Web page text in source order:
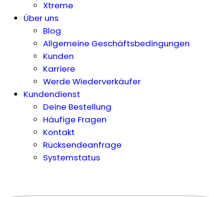
Xtreme
Über uns
Blog
Allgemeine Geschäftsbedingungen
Kunden
Karriere
Werde Wiederverkäufer
Kundendienst
Deine Bestellung
Häufige Fragen
Kontakt
Rücksendeanfrage
Systemstatus